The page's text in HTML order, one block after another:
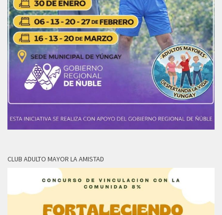
CLUB ADULTO MAYOR LA AMISTAD